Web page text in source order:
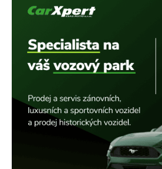
palubní počítač
USB
digitální přístrojový štít
autorádio
multifunkční volant